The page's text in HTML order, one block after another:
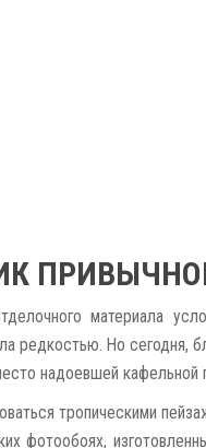
материала
Но сегодня,
надоевшей кафельной
тропическими
фотообоях,